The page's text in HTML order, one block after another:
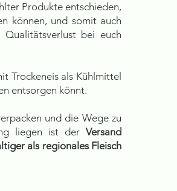
Produkte entschieden,
können, und somit auch
bei euch
Trockeneis als Kühlmittel
entsorgen könnt.
und die Wege zu
liegen ist der Versand
als regionales Fleisch